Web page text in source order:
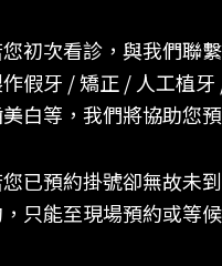
初次看診，與我們聯
假牙 / 矯正 / 人工植
白等，我們將協助您
已預約掛號卻無故未
只能至現場預約或等